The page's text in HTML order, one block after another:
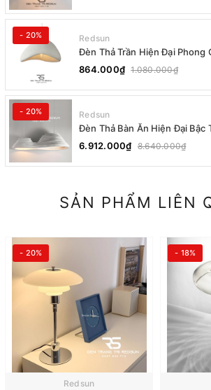
- 20% Redsun
Đèn Thả Trần Hiện Đại Phong
sabi CDT-T036 Dáng A
864.000₫ 1.080.000₫
- 20% Redsun
Đèn Thả Bàn Ăn Hiện Đại Bậc
Cách Nhật Bản Wabi-sabi DC-
6.912.000₫ 8.640.000₫
SẢN PHẨM LIÊN
- 20%
Redsun
- 18%